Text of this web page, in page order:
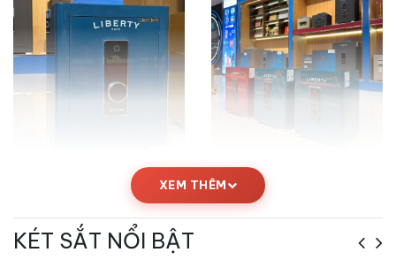
Kích thước Két sắt Liberty LB50PRO-
BLUE App Wifi vân tay điện tử chính hãng
XEM THÊM
KÉT SẮT NỔI BẬT